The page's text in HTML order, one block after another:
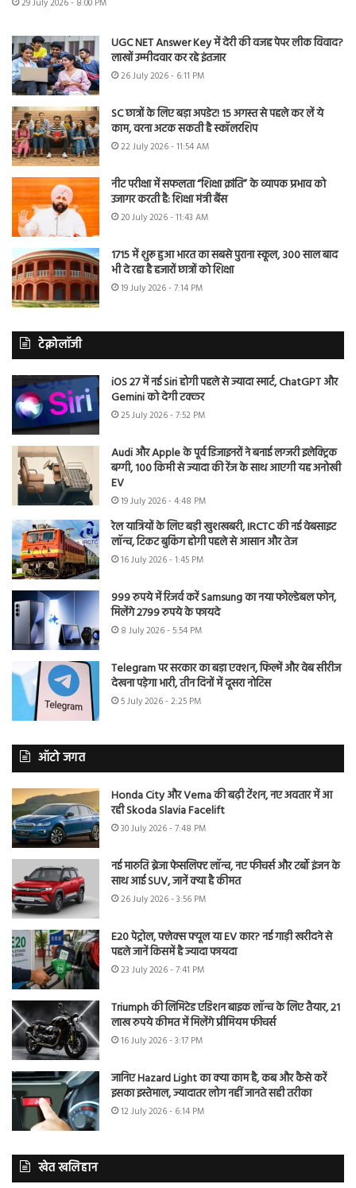
29 July 2026 - 8:00 PM
UGC NET Answer Key में देरी की वजह पेपर लीक विवाद?
लाखों उम्मीदवार कर रहे इंतजार
26 July 2026 - 6:11 PM
SC छात्रों के लिए बड़ा अपडेट! 15 अगस्त से पहले कर लें ये
काम, वरना अटक सकती है स्कॉलरशिप
22 July 2026 - 11:54 AM
नीट परीक्षा में सफलता “शिक्षा क्रांति” के व्यापक प्रभाव को
उजागर करती है: शिक्षा मंत्री बैंस
20 July 2026 - 11:43 AM
1715 में शुरू हुआ भारत का सबसे पुराना स्कूल, 300 साल बाद
भी दे रहा है हजारों छात्रों को शिक्षा
19 July 2026 - 7:14 PM
टेक्नोलॉजी
iOS 27 में नई Siri होगी पहले से ज्यादा स्मार्ट, ChatGPT और
Gemini को देगी टक्कर
25 July 2026 - 7:52 PM
Audi और Apple के पूर्व डिजाइनरों ने बनाई लग्जरी इलेक्ट्रिक
बग्गी, 100 किमी से ज्यादा की रेंज के साथ आएगी यह अनोखी
EV
19 July 2026 - 4:48 PM
रेल यात्रियों के लिए बड़ी खुशखबरी, IRCTC की नई वेबसाइट
लॉन्च, टिकट बुकिंग होगी पहले से आसान और तेज
16 July 2026 - 1:45 PM
999 रुपये में रिजर्व करें Samsung का नया फोल्डेबल फोन,
मिलेंगे 2799 रुपये के फायदे
8 July 2026 - 5:54 PM
Telegram पर सरकार का बड़ा एक्शन, फिल्में और वेब सीरीज
देखना पड़ेगा भारी, तीन दिनों में दूसरा नोटिस
5 July 2026 - 2:25 PM
ऑटो जगत
Honda City और Verna की बढ़ी टेंशन, नए अवतार में आ
रही Skoda Slavia Facelift
30 July 2026 - 7:48 PM
नई मारुति ब्रेजा फेसलिफ्ट लॉन्च, नए फीचर्स और टर्बो इंजन के
साथ आई SUV, जानें क्या है कीमत
26 July 2026 - 3:56 PM
E20 पेट्रोल, फ्लेक्स फ्यूल या EV कार? नई गाड़ी खरीदने से
पहले जानें किसमें है ज्यादा फायदा
23 July 2026 - 7:41 PM
Triumph की लिमिटेड एडिशन बाइक लॉन्च के लिए तैयार, 21
लाख रुपये कीमत में मिलेंगे प्रीमियम फीचर्स
16 July 2026 - 3:17 PM
जानिए Hazard Light का क्या काम है, कब और कैसे करें
इसका इस्तेमाल, ज्यादातर लोग नहीं जानते सही तरीका
12 July 2026 - 6:14 PM
खेत खलिहान